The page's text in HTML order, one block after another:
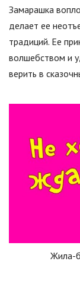
Замарашка
делает ее
традиций. Ее
волшебством и
верить в
Жила-